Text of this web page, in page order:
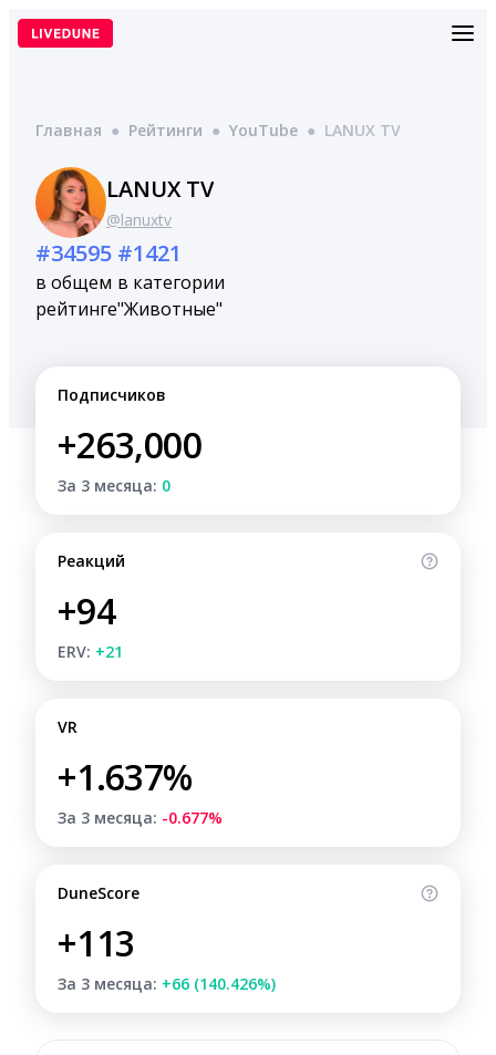
Перейти
Главная ● Рейтинги ● YouTube ● LANUX TV
LANUX TV
@lanuxtv
#34595
в общем
рейтинге
#1421
в категории
"Животные"
Подписчиков
+263,000
За 3 месяца: 0
Реакций
+94
ERV: +21
VR
+1.637%
За 3 месяца: -0.677%
DuneScore
+113
За 3 месяца: +66 (140.426%)